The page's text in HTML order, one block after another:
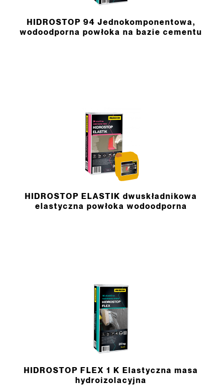
HIDROSTOP 94 Jednokomponentowa,
wodoodporna powłoka na bazie cementu
HIDROSTOP ELASTIK dwuskładnikowa
elastyczna powłoka wodoodporna
HIDROSTOP FLEX 1 K Elastyczna masa
hydroizolacyjna